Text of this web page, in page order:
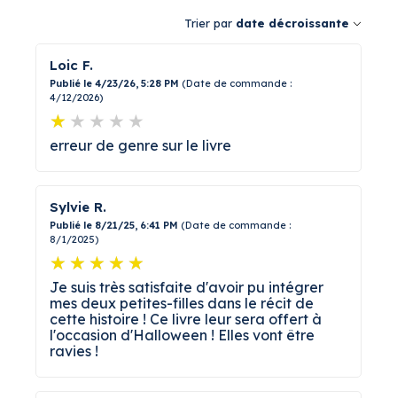
Trier par date décroissante
Loic F.
Publié le 4/23/26, 5:28 PM (Date de commande :
4/12/2026)
erreur de genre sur le livre
Sylvie R.
Publié le 8/21/25, 6:41 PM (Date de commande :
8/1/2025)
Je suis très satisfaite d'avoir pu intégrer
mes deux petites-filles dans le récit de
cette histoire ! Ce livre leur sera offert à
l'occasion d'Halloween ! Elles vont être
ravies !